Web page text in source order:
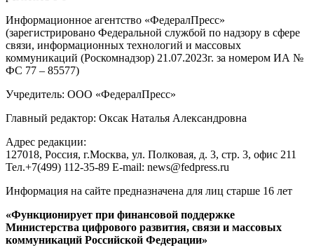
Информационное агентство «ФедералПресс»
(зарегистрировано Федеральной службой по надзору в сфере
связи, информационных технологий и массовых
коммуникаций (Роскомнадзор) 21.07.2023г. за номером ИА №
ФС 77 – 85577)
Учредитель: ООО «ФедералПресс»
Главный редактор: Оксак Наталья Александровна
Адрес редакции:
127018, Россия, г.Москва, ул. Полковая, д. 3, стр. 3, офис 211
Тел.+7(499) 112-35-89 E-mail: news@fedpress.ru
Информация на сайте предназначена для лиц старше 16 лет
«Функционирует при финансовой поддержке
Министерства цифрового развития, связи и массовых
коммуникаций Российской Федерации»